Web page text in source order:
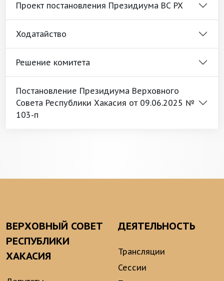
Проект постановления Президиума ВС РХ
Ходатайство
Решение комитета
Постановление Президиума Верховного
Совета Республики Хакасия от 09.06.2025 №
103-п
ВЕРХОВНЫЙ СОВЕТ
РЕСПУБЛИКИ
ХАКАСИЯ
ДЕЯТЕЛЬНОСТЬ
Трансляции
Сессии